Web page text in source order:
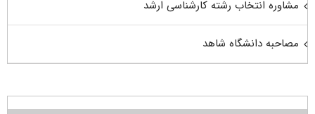
مشاوره انتخاب رشته کارشناسی ارشد
مصاحبه دانشگاه شاهد